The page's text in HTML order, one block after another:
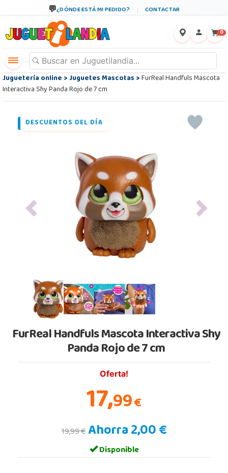
¿DÓNDE ESTÁ MI PEDIDO? CONTACTAR
0
Juguetería online>Juguetes Mascotas>FurReal Handfuls Mascota
Interactiva Shy Panda Rojo de 7 cm
DESCUENTOS DEL DÍA
Previous Next
FurReal Handfuls Mascota Interactiva Shy
Panda Rojo de 7 cm
Oferta!
17,99€
19,99 €Ahorra 2,00 €
Disponible